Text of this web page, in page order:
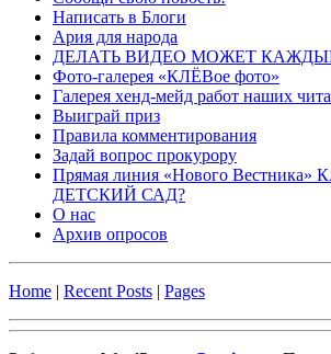
Написать в Блоги
Ария для народа
ДЕЛАТЬ ВИДЕО МОЖЕТ
Фото-галерея «КЛЁВое фото»
Галерея хенд-мейд работ наших
Выиграй приз
Правила комментирования
Задай вопрос прокурору
Прямая линия «Нового
ДЕТСКИЙ САД?
О нас
Архив опросов
Home | Recent Posts | Pages